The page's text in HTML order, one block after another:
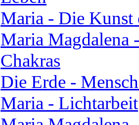
Maria - Die Kunst
Maria Magdalena
Chakras
Die Erde -
Maria - Lichtarbeit